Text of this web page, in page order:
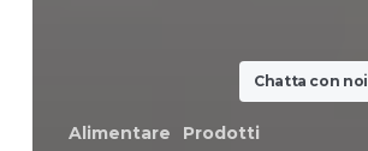
Alimentare Prodotti
Chatta con noi